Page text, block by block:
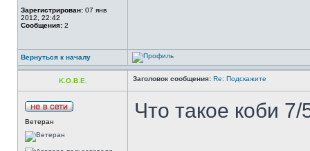
Зарегистрирован: 07 янв
2012, 22:42
Сообщения: 2
Вернуться к началу
K.O.B.E. Заголовок сообщения: Re: Подскажите
Ветеран Что такое коби